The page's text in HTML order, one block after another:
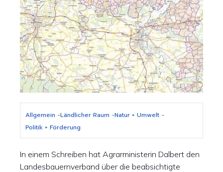
Allgemein -Ländlicher Raum -Natur + Umwelt -
Politik + Förderung
In einem Schreiben hat Agrarministerin Dalbert den
Landesbauernverband über die beabsichtigte